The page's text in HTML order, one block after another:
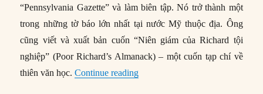
“Pennsylvania Gazette” và làm biên tập. Nó trở thành một
trong những tờ báo lớn nhất tại nước Mỹ thuộc địa. Ông
cũng viết và xuất bản cuốn “Niên giám của Richard tội
nghiệp” (Poor Richard’s Almanack) – một cuốn tạp chí về
thiên văn học.Continue reading“Benjamin Franklin – “Người